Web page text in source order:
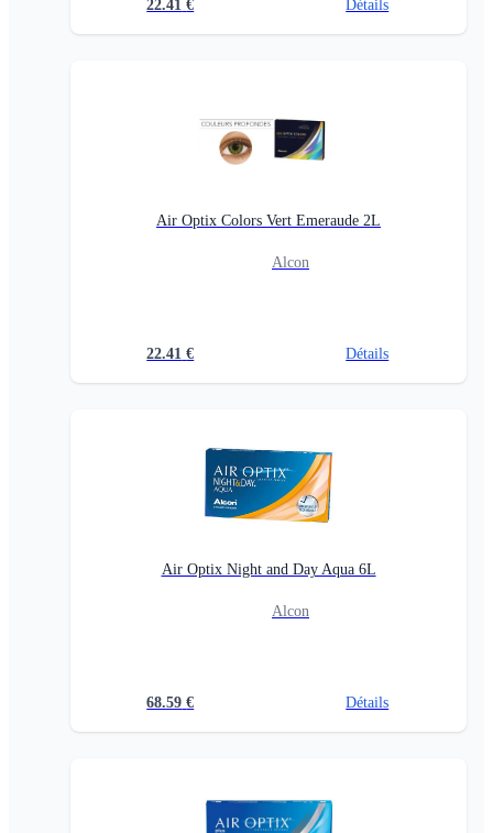
22.41 € Détails
Air Optix Colors Vert Emeraude 2L
Alcon
22.41 € Détails
Air Optix Night and Day Aqua 6L
Alcon
68.59 € Détails